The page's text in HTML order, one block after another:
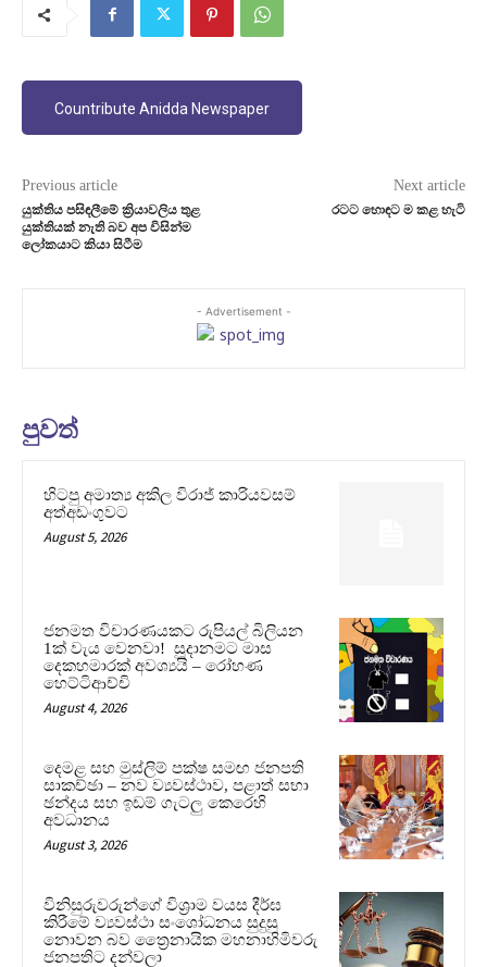
Countribute Anidda Newspaper
Previous article
යුක්තිය පසිඳලීමේ ක්‍රියාවලිය තුළ
යුක්තියක් නැති බව අප විසින්ම
ලෝකයාට කියා සිටීම
Next article
රටට හොඳට ම කළ හැටි
- Advertisement -
පුවත්
හිටපු අමාත්‍ය අකිල විරාජ් කාරියවසම්
අත්අඩංගුවට
August 5, 2026
ජනමත විචාරණයකට රුපියල් බිලියන
1ක් වැය වෙනවා! සූදානමට මාස
දෙකහමාරක් අවශ්‍යයි – රෝහණ
හෙට්ටිආච්චි
August 4, 2026
දෙමළ සහ මුස්ලිම් පක්ෂ සමඟ ජනපති
සාකච්ඡා – නව ව්‍යවස්ථාව, පළාත් සභා
ඡන්දය සහ ඉඩම් ගැටලු කෙරෙහි
අවධානය
August 3, 2026
විනිසුරුවරුන්ගේ විශ්‍රාම වයස දීර්ඝ
කිරීමේ ව්‍යවස්ථා සංශෝධනය සුදුසු
නොවන බව ත්‍රෛනායික මහනාහිමිවරු
ජනපතිට දන්වලා